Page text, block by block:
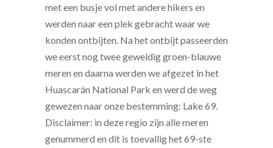
met een busje vol met andere hikers en
werden naar een plek gebracht waar we
konden ontbijten. Na het ontbijt passeerden
we eerst nog twee geweldig groen-blauwe
meren en daarna werden we afgezet in het
Huascarán National Park en werd de weg
gewezen naar onze bestemming: Lake 69.
Disclaimer: in deze regio zijn alle meren
genummerd en dit is toevallig het 69-ste